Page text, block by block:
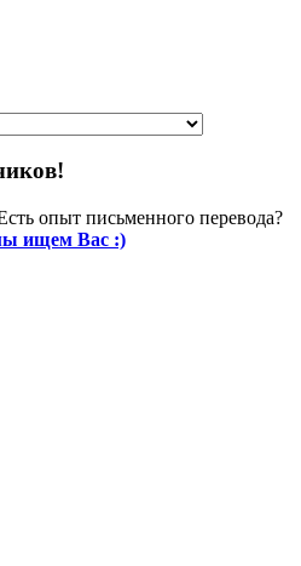
опыт письменного перевода?
ищем Вас :)